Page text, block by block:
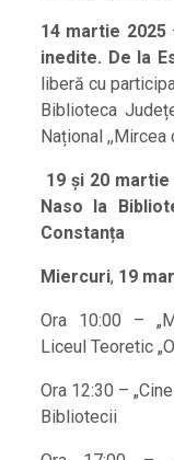
14 martie 2025
inedite. De la
liberă cu
Biblioteca
Național ,,Mircea
19 și 20
Naso la
Constanța
Miercuri, 19
Ora 10:00 –
Liceul Teoretic
Ora 12:30 –
Bibliotecii